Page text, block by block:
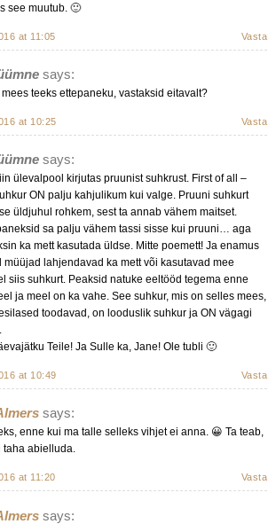
see muutub. 🙂
at 11:05 Vasta
says:
teeks ettepaneku, vastaksid eitavalt?
at 10:25 Vasta
says:
ülevalpool kirjutas pruunist suhkrust. First of all –
ON palju kahjulikum kui valge. Pruuni suhkurt
üldjuhul rohkem, sest ta annab vähem maitset.
sa palju vähem tassi sisse kui pruuni… aga
ka mett kasutada üldse. Mitte poemett! Ja enamus
müüjad lahjendavad ka mett või kasutavad mee
siis suhkurt. Peaksid natuke eeltööd tegema enne
ja meel on ka vahe. See suhkur, mis on selles mees,
toodavad, on looduslik suhkur ja ON vägagi
Teile! Ja Sulle ka, Jane! Ole tubli 🙂
at 10:49 Vasta
says:
enne kui ma talle selleks vihjet ei anna. 😀 Ta teab,
taha abielluda.
at 11:20 Vasta
says: